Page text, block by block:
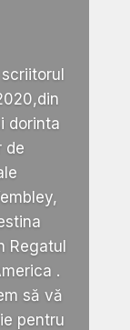
dorinta
de
Regatul
.
să vă
pentru